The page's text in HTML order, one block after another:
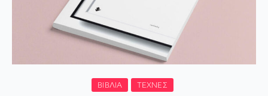
ΒΙΒΛΊΑ ΤΈΧΝΕΣ